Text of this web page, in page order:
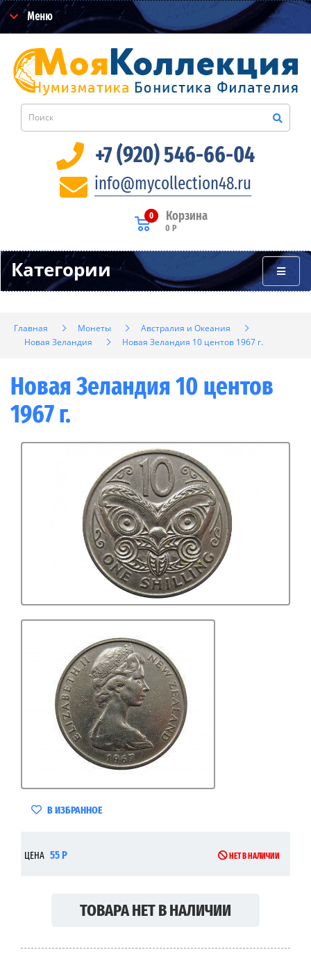
Меню
+7 (920) 546-66-04
info@mycollection48.ru
Корзина
0
0 Р
Категории
Главная Монеты
Австралия и Океания
Новая Зеландия
Новая Зеландия 10 центов 1967 г.
Новая Зеландия 10 центов
1967 г.
В ИЗБРАННОЕ
ЦЕНА 55 Р НЕТ В НАЛИЧИИ
ТОВАРА НЕТ В НАЛИЧИИ